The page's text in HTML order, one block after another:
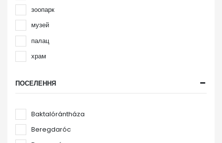
зоопарк
музей
палац
храм
ПОСЕЛЕННЯ
Baktalórántháza
Beregdaróc